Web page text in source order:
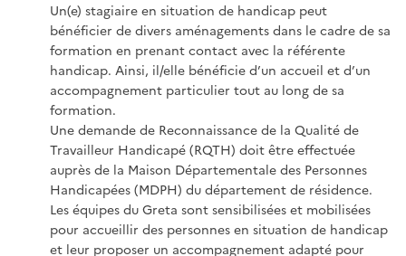
Un(e) stagiaire en situation de handicap peut
bénéficier de divers aménagements dans le cadre de sa
formation en prenant contact avec la référente
handicap. Ainsi, il/elle bénéficie d’un accueil et d’un
accompagnement particulier tout au long de sa
formation.
Une demande de Reconnaissance de la Qualité de
Travailleur Handicapé (RQTH) doit être effectuée
auprès de la Maison Départementale des Personnes
Handicapées (MDPH) du département de résidence.
Les équipes du Greta sont sensibilisées et mobilisées
pour accueillir des personnes en situation de handicap
et leur proposer un accompagnement adapté pour